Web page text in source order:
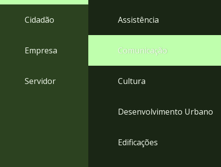
rodapé
Cidadão
Empresa
Servidor
Assistência
Comunicação
Cultura
Desenvolvimento Urbano
Edificações